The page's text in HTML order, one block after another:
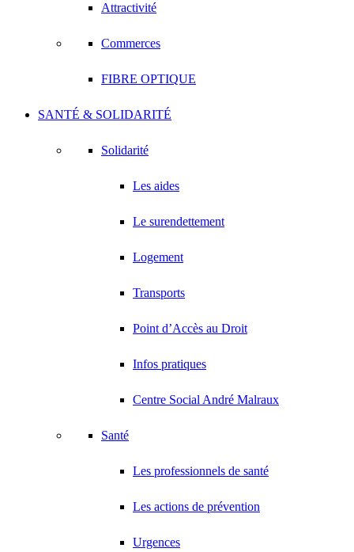
Attractivité
Commerces
FIBRE OPTIQUE
SANTÉ & SOLIDARITÉ
Solidarité
Les aides
Le surendettement
Logement
Transports
Point d’Accès au Droit
Infos pratiques
Centre Social André Malraux
Santé
Les professionnels de santé
Les actions de prévention
Urgences